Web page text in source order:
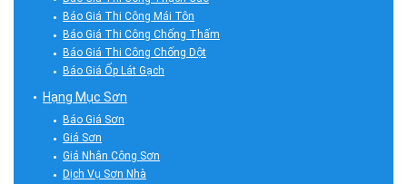
Báo Giá Thi Công Mái Tôn
Báo Giá Thi Công Chống Thấm
Báo Giá Thi Công Chống Dột
Báo Giá Ốp Lát Gạch
Hạng Mục Sơn
Báo Giá Sơn
Giá Sơn
Giá Nhân Công Sơn
Dịch Vụ Sơn Nhà